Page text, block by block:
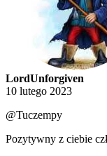
LordUnforgiven
10 lutego 2023
@Tuczempy
Pozytywny z ciebie